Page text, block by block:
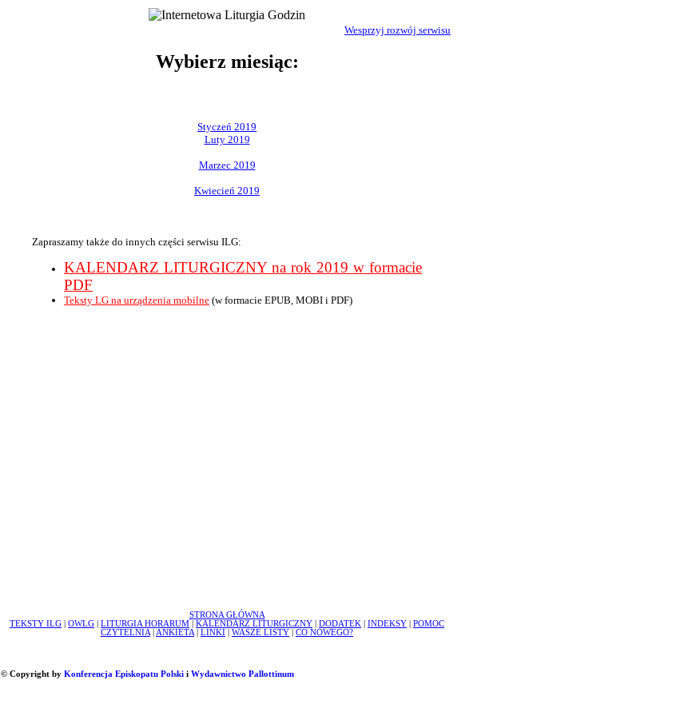
Wesprzyj rozwój serwisu
Wybierz miesiąc:
Styczeń 2019
Luty 2019
Marzec 2019
Kwiecień 2019
Zapraszamy także do innych części serwisu ILG:
KALENDARZ LITURGICZNY na rok 2019 w formacie
PDF
Teksty LG na urządzenia mobilne (w formacie EPUB, MOBI i PDF)
STRONA GŁÓWNA
TEKSTY ILG
OWLG LITURGIA HORARUM KALENDARZ LITURGICZNY DODATEK INDEKSY
POMOC
CZYTELNIA
ANKIETA LINKI WASZE LISTY CO NOWEGO?
© Copyright by Konferencja Episkopatu Polskii Wydawnictwo Pallottinum